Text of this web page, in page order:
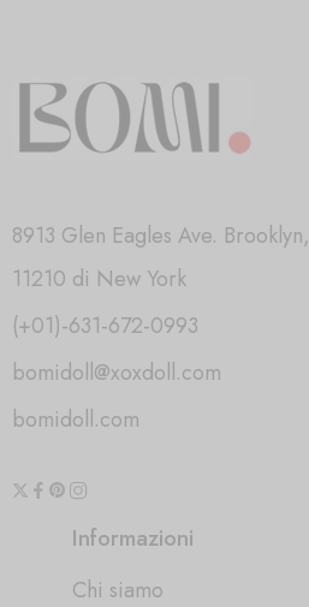
8913 Glen Eagles Ave. Brooklyn,
11210 di New York
(+01)-631-672-0993
bomidoll@xoxdoll.com
bomidoll.com
Informazioni
Chi siamo